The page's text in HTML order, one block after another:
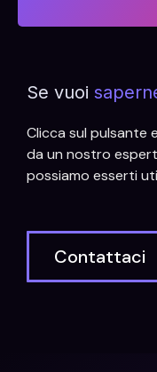
Se vuoi
Clicca sul pulsante
da un nostro
possiamo esserti
Contattaci